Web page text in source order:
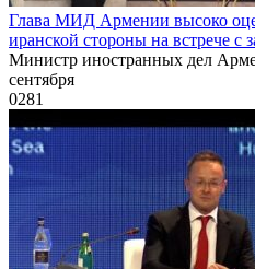
Глава МИД Армении высоко
иранской стороны на встрече
Министр иностранных дел
сентября
0281